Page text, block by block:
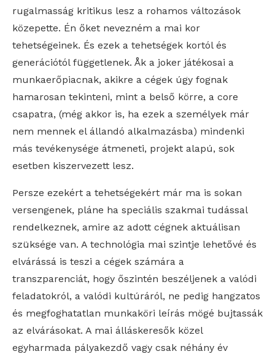
rugalmasság kritikus lesz a rohamos változások
közepette. Én őket nevezném a mai kor
tehetségeinek. És ezek a tehetségek kortól és
generációtól függetlenek. Åk a joker játékosai a
munkaerőpiacnak, akikre a cégek úgy fognak
hamarosan tekinteni, mint a belső körre, a core
csapatra, (még akkor is, ha ezek a személyek már
nem mennek el állandó alkalmazásba) mindenki
más tevékenysége átmeneti, projekt alapú, sok
esetben kiszervezett lesz.
Persze ezekért a tehetségekért már ma is sokan
versengenek, pláne ha speciális szakmai tudással
rendelkeznek, amire az adott cégnek aktuálisan
szüksége van. A technológia mai szintje lehetővé és
elvárássá is teszi a cégek számára a
transzparenciát, hogy őszintén beszéljenek a valódi
feladatokról, a valódi kultúráról, ne pedig hangzatos
és megfoghatatlan munkaköri leírás mögé bujtassák
az elvárásokat. A mai álláskeresők közel
egyharmada pályakezdő vagy csak néhány év